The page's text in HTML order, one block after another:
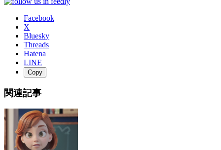
Facebook
X
Bluesky
Threads
Hatena
LINE
Copy
関連記事